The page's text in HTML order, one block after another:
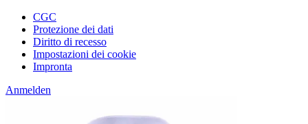
CGC
Protezione dei dati
Diritto di recesso
Impostazioni dei cookie
Impronta
Anmelden